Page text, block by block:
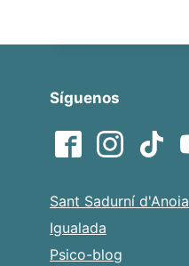
Síguenos
Sant Sadurní d'Anoia
Igualada
Psico-blog